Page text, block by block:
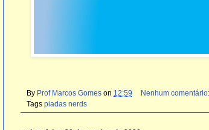
By Prof Marcos Gomes on 12:59
Nenhum comentário:
Tags piadas nerds